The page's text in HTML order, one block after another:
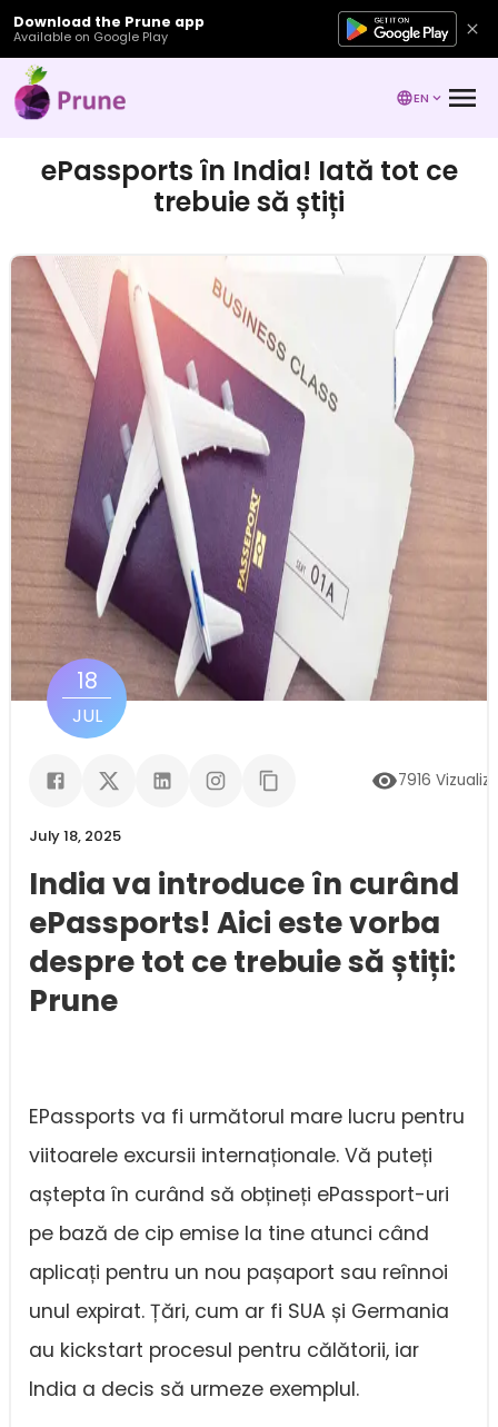
Download the Prune app
Available on Google Play
EN
ePassports în India! Iată tot ce
trebuie să știți
18
JUL
7916
July 18, 2025
India va introduce în curând
ePassports! Aici este vorba
despre tot ce trebuie să știți:
Prune
EPassports va fi următorul mare lucru pentru
viitoarele excursii internaționale. Vă puteți
aștepta în curând să obțineți ePassport-uri
pe bază de cip emise la tine atunci când
aplicați pentru un nou pașaport sau reînnoi
unul expirat. Țări, cum ar fi SUA și Germania
au kickstart procesul pentru călătorii, iar
India a decis să urmeze exemplul.